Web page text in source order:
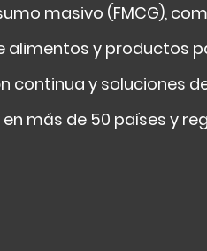
masivo (FMCG),
y productos
continua y soluciones
más de 50 países y